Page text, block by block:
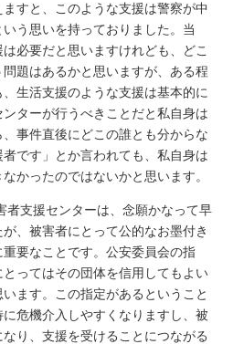
すと、このような支援は警察が中
う思いを持っておりました。当
必要だと思いますけれども、どこ
題はあるかと思いますが、ある程
生活支援のような支援は基本的に
ターが行うべきことだと私自身は
事件直後にどこの誰とも分からな
です」とか言われても、私自身は
かったのではないかと思います。
支援センターは、念願かなって早
、被害者にとって公的なお墨付き
要なことです。公安委員会の指
ってはその団体を信用してもよい
ます。この指定があるということ
危機介入しやすくなりますし、被
り、支援を受けることにつながる